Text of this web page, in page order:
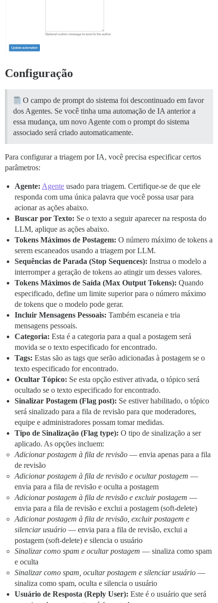
Configuração
O campo de prompt do sistema foi descontinuado em favor
dos Agentes. Se você tinha uma automação de IA anterior a
essa mudança, um novo Agente com o prompt do sistema
associado será criado automaticamente.
Para configurar a triagem por IA, você precisa especificar certos
parâmetros:
Agente: Agente usado para triagem. Certifique-se de que ele
responda com uma única palavra que você possa usar para
acionar as ações abaixo.
Buscar por Texto: Se o texto a seguir aparecer na resposta do
LLM, aplique as ações abaixo.
Tokens Máximos de Postagem: O número máximo de tokens a
serem escaneados usando a triagem por LLM.
Sequências de Parada (Stop Sequences): Instrua o modelo a
interromper a geração de tokens ao atingir um desses valores.
Tokens Máximos de Saída (Max Output Tokens): Quando
especificado, define um limite superior para o número máximo
de tokens que o modelo pode gerar.
Incluir Mensagens Pessoais: Também escaneia e tria
mensagens pessoais.
Categoria: Esta é a categoria para a qual a postagem será
movida se o texto especificado for encontrado.
Tags: Estas são as tags que serão adicionadas à postagem se o
texto especificado for encontrado.
Ocultar Tópico: Se esta opção estiver ativada, o tópico será
ocultado se o texto especificado for encontrado.
Sinalizar Postagem (Flag post): Se estiver habilitado, o tópico
será sinalizado para a fila de revisão para que moderadores,
equipe e administradores possam tomar medidas.
Tipo de Sinalização (Flag type): O tipo de sinalização a ser
aplicado. As opções incluem:
Adicionar postagem à fila de revisão — envia apenas para a fila
de revisão
Adicionar postagem à fila de revisão e ocultar postagem —
envia para a fila de revisão e oculta a postagem
Adicionar postagem à fila de revisão e excluir postagem —
envia para a fila de revisão e exclui a postagem (soft-delete)
Adicionar postagem à fila de revisão, excluir postagem e
silenciar usuário — envia para a fila de revisão, exclui a
postagem (soft-delete) e silencia o usuário
Sinalizar como spam e ocultar postagem — sinaliza como spam
e oculta
Sinalizar como spam, ocultar postagem e silenciar usuário —
sinaliza como spam, oculta e silencia o usuário
Usuário de Resposta (Reply User): Este é o usuário que será